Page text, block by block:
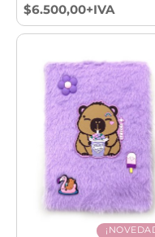
$6.500,00+IVA